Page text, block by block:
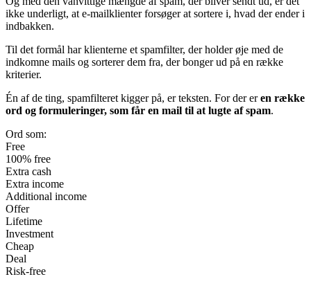
ikke underligt, at e-mailklienter forsøger at sortere i, hvad der ender i
indbakken.
Til det formål har klienterne et spamfilter, der holder øje med de
indkomne mails og sorterer dem fra, der bonger ud på en række
kriterier.
Én af de ting, spamfilteret kigger på, er teksten. For der eren række
ord og formuleringer, som får en mail til at lugte af spam.
Ord som:
Free
100% free
Extra cash
Extra income
Additional income
Offer
Lifetime
Investment
Cheap
Deal
Risk-free